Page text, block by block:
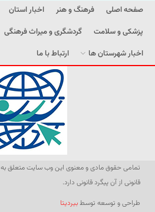
صفحه اصلی فرهنگ و هنر اخبار استان
پزشکی و سلامت
گردشگری و میراث فرهنگی
اخبار شهرستان ها
ارتباط با ما
تمامی حقوق مادی و معنوی این وب سایت متعلق به
قانونی از آن پیگرد قانونی دارد.
طراحی و توسعه توسطبیردیتا